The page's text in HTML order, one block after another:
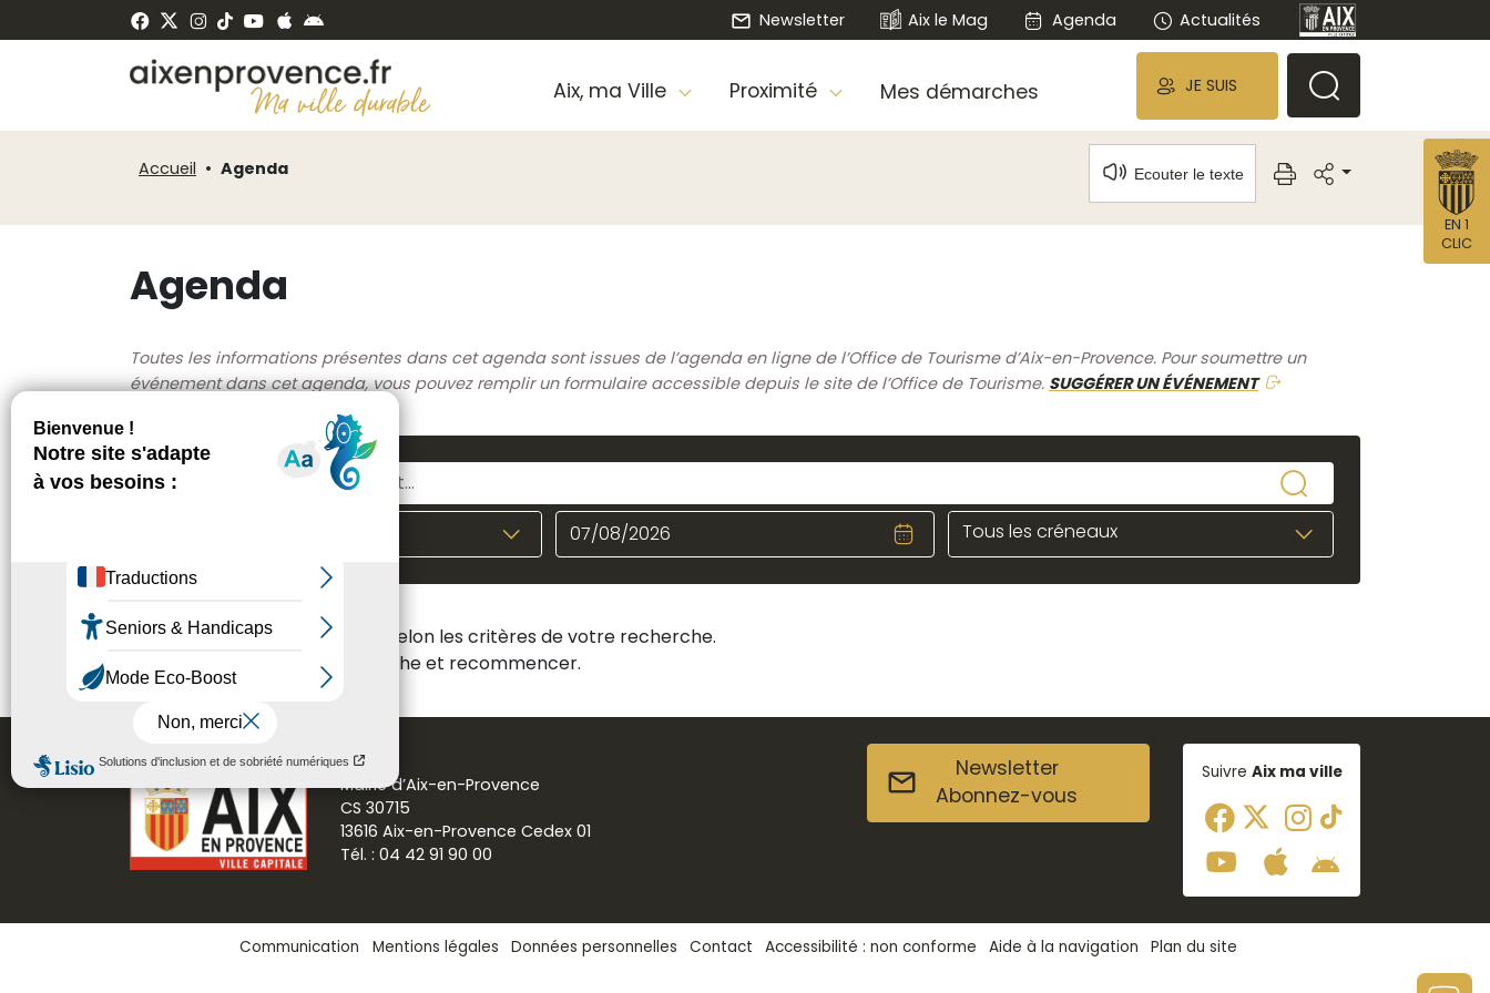
Newsletter Aix le Mag Agenda Actualités
Aix, ma Ville Proximité Mes démarches JE SUIS
Accueil Agenda Ecouter le texte
Agenda
Toutes les informations présentes dans cet agenda sont issues de l’agenda en ligne de l’Office de Tourisme d’Aix-en-Provence. Pour soumettre un
événement dans cet agenda, vous pouvez remplir un formulaire accessible depuis le site de l’Office de Tourisme. SUGGÉRER UN ÉVÉNEMENT
Tous les créneaux
Aucun résultat n'a été trouvé selon les critères de votre recherche.
Veuillez modifier votre recherche et recommencer.
Mairie d’Aix-en-Provence
CS 30715
13616 Aix-en-Provence Cedex 01
Tél. : 04 42 91 90 00
Newsletter
Abonnez-vous
Suivre Aix ma ville
Communication Mentions légales Données personnelles Contact Accessibilité : non conforme Aide à la navigation Plan du site
EN 1
CLIC
de
Panneau de gestion des cookies